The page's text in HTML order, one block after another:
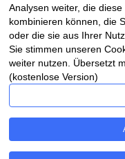
Analysen weiter, die
kombinieren können, die
oder die sie aus Ihrer
Sie stimmen unseren
weiter nutzen. Übersetzt
(kostenlose Version)